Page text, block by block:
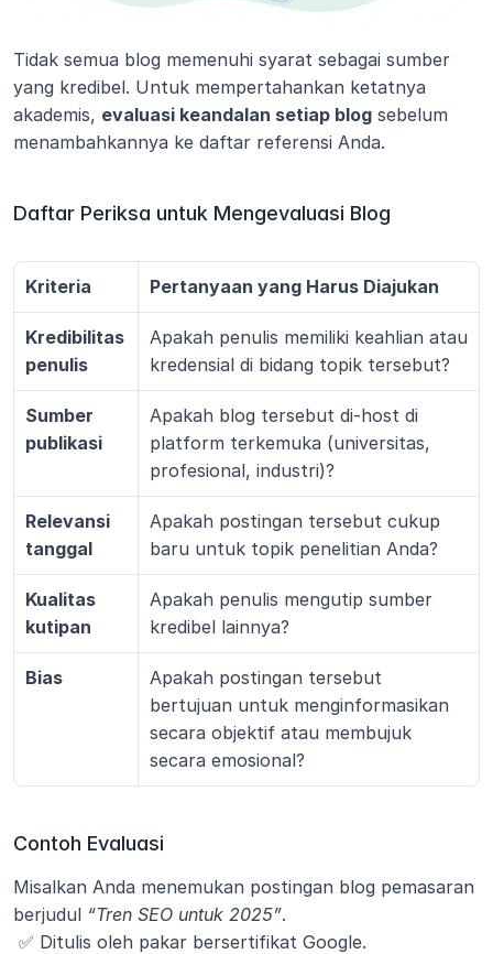
Tidak semua blog memenuhi syarat sebagai sumber
yang kredibel. Untuk mempertahankan ketatnya
akademis, evaluasi keandalan setiap blog sebelum
menambahkannya ke daftar referensi Anda.
Daftar Periksa untuk Mengevaluasi Blog
Kriteria Pertanyaan yang Harus Diajukan
Kredibilitas
penulis
Apakah penulis memiliki keahlian atau
kredensial di bidang topik tersebut?
Sumber
publikasi
Apakah blog tersebut di-host di
platform terkemuka (universitas,
profesional, industri)?
Relevansi
tanggal
Apakah postingan tersebut cukup
baru untuk topik penelitian Anda?
Kualitas
kutipan
Apakah penulis mengutip sumber
kredibel lainnya?
Bias
Apakah postingan tersebut
bertujuan untuk menginformasikan
secara objektif atau membujuk
secara emosional?
Contoh Evaluasi
Misalkan Anda menemukan postingan blog pemasaran
berjudul “Tren SEO untuk 2025”.
✅ Ditulis oleh pakar bersertifikat Google.